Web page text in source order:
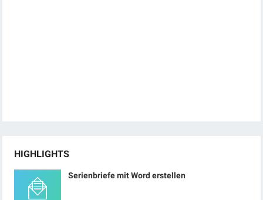
HIGHLIGHTS
Serienbriefe mit Word erstellen